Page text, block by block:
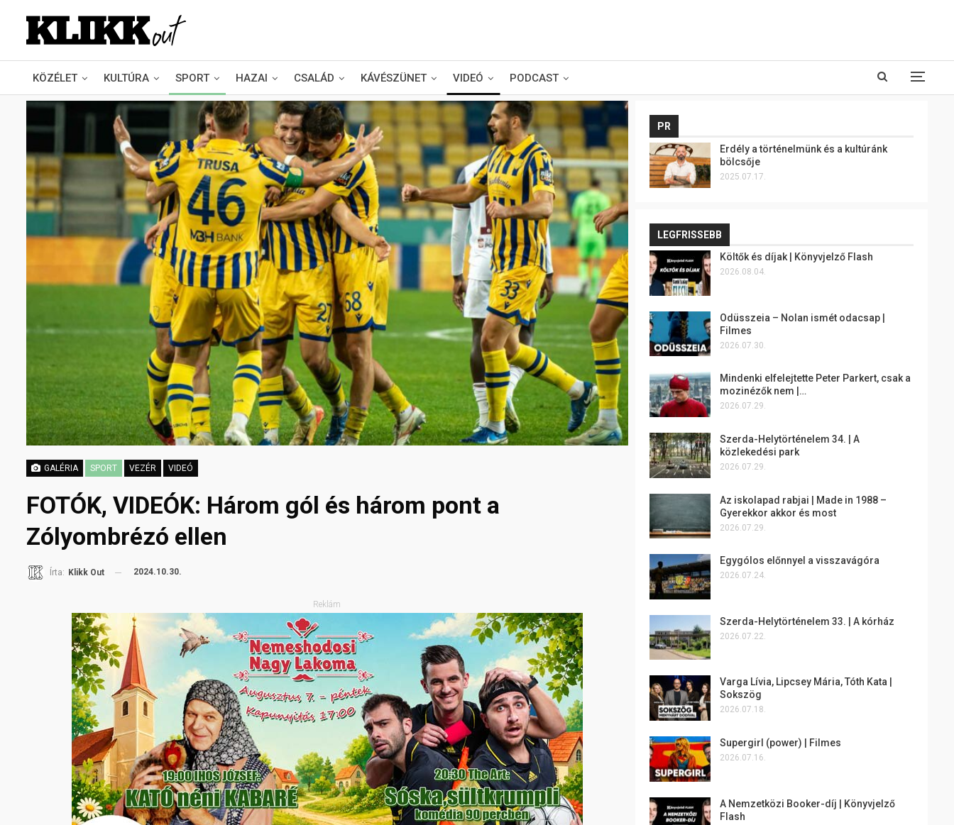
KÖZÉLET KULTÚRA SPORT HAZAI CSALÁD KÁVÉSZÜNET VIDEÓ PODCAST
GALÉRIA SPORT VEZÉR VIDEÓ
FOTÓK, VIDEÓK: Három gól és három pont a
Zólyombrézó ellen
Írta: Klikk Out 2024.10.30.
Reklám
PR
Erdély a történelmünk és a kultúránk
bölcsője
2025.07.17.
LEGFRISSEBB
Költők és díjak | Könyvjelző Flash
2026.08.04.
Odüsszeia – Nolan ismét odacsap |
Filmes
2026.07.30.
Mindenki elfelejtette Peter Parkert, csak a
mozinézők nem |…
2026.07.29.
Szerda-Helytörténelem 34. | A
közlekedési park
2026.07.29.
Az iskolapad rabjai | Made in 1988 –
Gyerekkor akkor és most
2026.07.29.
Egygólos előnnyel a visszavágóra
2026.07.24.
Szerda-Helytörténelem 33. | A kórház
2026.07.22.
Varga Lívia, Lipcsey Mária, Tóth Kata |
Sokszög
2026.07.18.
Supergirl (power) | Filmes
2026.07.16.
A Nemzetközi Booker-díj | Könyvjelző
Flash